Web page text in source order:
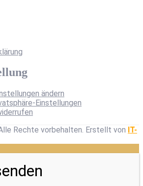
ändern
Einstellungen
Rechte vorbehalten. Erstellt von IT-